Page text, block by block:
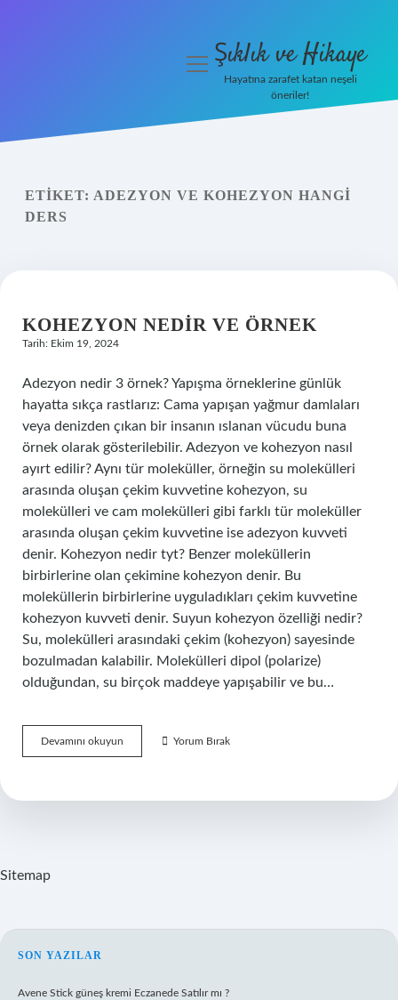
Olur
Gizlilik Politikası
menüyüŞıklık ve Hikaye
Hayatına zarafet katan neşeli
öneriler!
ETIKET: ADEZYON VE KOHEZYON HANGI
DERS
KOHEZYON NEDIR VE ÖRNEK
Tarih: Ekim 19, 2024
Adezyon nedir 3 örnek? Yapışma örneklerine günlük
hayatta sıkça rastlarız: Cama yapışan yağmur damlaları
veya denizden çıkan bir insanın ıslanan vücudu buna
örnek olarak gösterilebilir. Adezyon ve kohezyon nasıl
ayırt edilir? Aynı tür moleküller, örneğin su molekülleri
arasında oluşan çekim kuvvetine kohezyon, su
molekülleri ve cam molekülleri gibi farklı tür moleküller
arasında oluşan çekim kuvvetine ise adezyon kuvveti
denir. Kohezyon nedir tyt? Benzer moleküllerin
birbirlerine olan çekimine kohezyon denir. Bu
moleküllerin birbirlerine uyguladıkları çekim kuvvetine
kohezyon kuvveti denir. Suyun kohezyon özelliği nedir?
Su, molekülleri arasındaki çekim (kohezyon) sayesinde
bozulmadan kalabilir. Molekülleri dipol (polarize)
olduğundan, su birçok maddeye yapışabilir ve bu…
Devamını okuyun Kohezyon
Nedir
Yorum Bırak
Sitemap
SIDEBAR
SON YAZILAR
Avene Stick güneş kremi Eczanede Satılır mı ?